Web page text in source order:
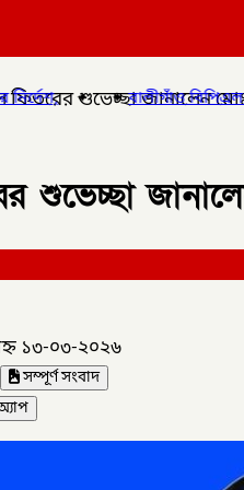
সিজন ৫ এর উদ্ভোধন খেলা
ফিতরের শুভেচ্ছা জানালেন
শুভেচ্ছা
১৩-০৩-২০২৬
সম্পূর্ণ সংবাদ